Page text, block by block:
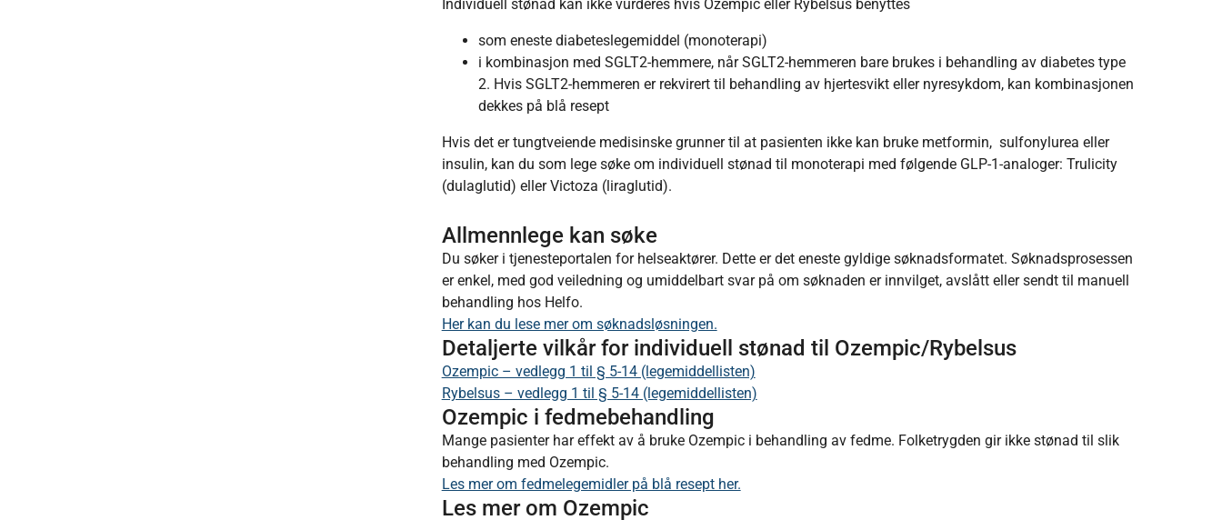
Individuell stønad kan ikke vurderes hvis Ozempic eller Rybelsus benyttes
som eneste diabeteslegemiddel (monoterapi)
i kombinasjon med SGLT2-hemmere, når SGLT2-hemmeren bare brukes i behandling av diabetes type
2. Hvis SGLT2-hemmeren er rekvirert til behandling av hjertesvikt eller nyresykdom, kan kombinasjonen
dekkes på blå resept
Hvis det er tungtveiende medisinske grunner til at pasienten ikke kan bruke metformin, sulfonylurea eller
insulin, kan du som lege søke om individuell stønad til monoterapi med følgende GLP-1-analoger: Trulicity
(dulaglutid) eller Victoza (liraglutid).
Allmennlege kan søke
Du søker i tjenesteportalen for helseaktører. Dette er det eneste gyldige søknadsformatet. Søknadsprosessen
er enkel, med god veiledning og umiddelbart svar på om søknaden er innvilget, avslått eller sendt til manuell
behandling hos Helfo.
Her kan du lese mer om søknadsløsningen.
Detaljerte vilkår for individuell stønad til Ozempic/Rybelsus
Ozempic – vedlegg 1 til § 5-14 (legemiddellisten)
Rybelsus – vedlegg 1 til § 5-14 (legemiddellisten)
Ozempic i fedmebehandling
Mange pasienter har effekt av å bruke Ozempic i behandling av fedme. Folketrygden gir ikke stønad til slik
behandling med Ozempic.
Les mer om fedmelegemidler på blå resept her.
Les mer om Ozempic